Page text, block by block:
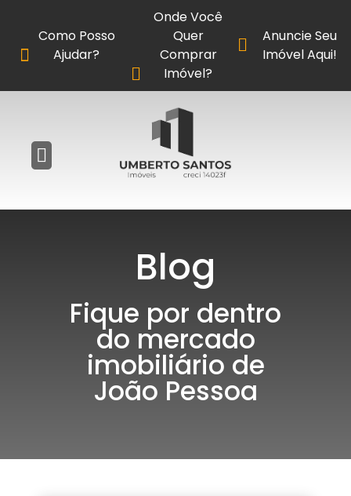
Anuncie Seu
Imóvel Aqui!
Como Posso
Ajudar?
Onde Você
Quer
Comprar
Imóvel?
Blog
Fique por dentro
do mercado
imobiliário de
João Pessoa